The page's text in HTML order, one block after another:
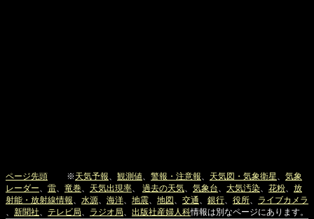
ページ先頭 ※天気予報 観測値 警報・注意報 天気図・気象衛星
気象
レーダー
雷 竜巻 天気出現率 過去の天気 気象台 大気汚染 花粉
放
射能・放射線情報
水源 海洋 地震 地図 交通 銀行 役所
ライブカメラ
新聞社 テレビ局 ラジオ局 出版社産婦人科情報は別なページにあります。